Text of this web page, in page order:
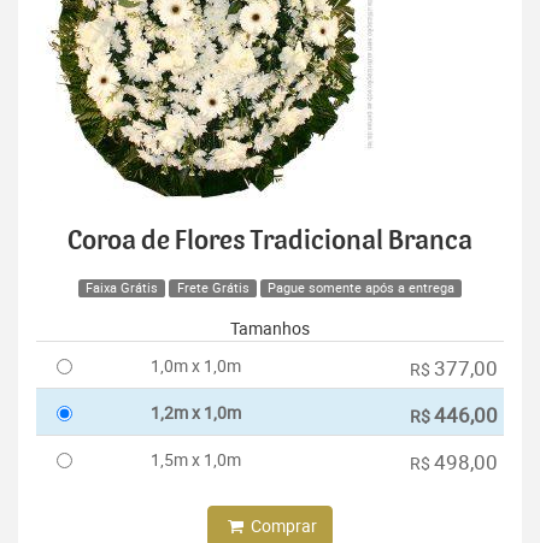
Coroa de Flores Tradicional Branca
Faixa Grátis Frete Grátis Pague somente após a entrega
Tamanhos
1,0m x 1,0m
R$ 377,00
1,2m x 1,0m R$446,00
1,5m x 1,0m R$ 498,00
Comprar